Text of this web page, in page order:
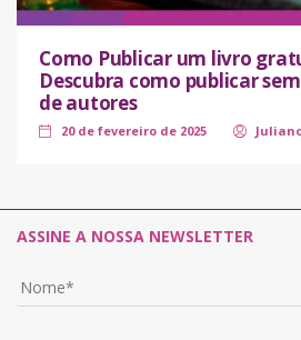
Como Publicar um livro
Descubra como publicar
de autores
20 de fevereiro de 2025
ASSINE A NOSSA NEWSLETTER